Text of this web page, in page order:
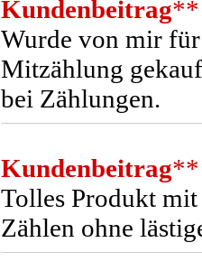
Kundenbeitrag**
Wurde von mir
Mitzählung
bei Zählungen.
Kundenbeitrag**
Tolles Produkt
Zählen ohne